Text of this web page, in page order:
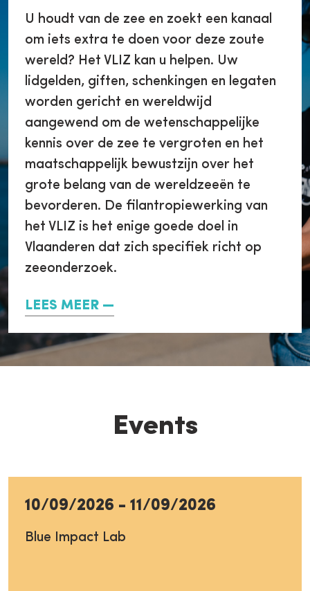
U houdt van de zee en zoekt een kanaal
om iets extra te doen voor deze zoute
wereld? Het VLIZ kan u helpen. Uw
lidgelden, giften, schenkingen en legaten
worden gericht en wereldwijd
aangewend om de wetenschappelijke
kennis over de zee te vergroten en het
maatschappelijk bewustzijn over het
grote belang van de wereldzeeën te
bevorderen. De filantropiewerking van
het VLIZ is het enige goede doel in
Vlaanderen dat zich specifiek richt op
zeeonderzoek.
LEES MEER
Events
10/09/2026 - 11/09/2026
Blue Impact Lab